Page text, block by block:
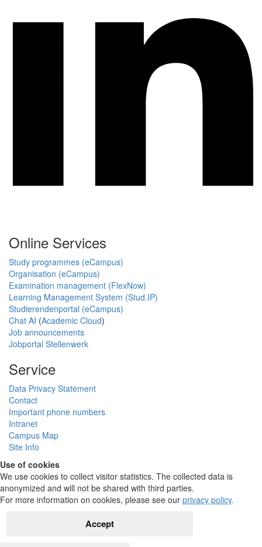
Online Services
Study programmes (eCampus)
Organisation (eCampus)
Examination management (FlexNow)
Learning Management System (Stud.IP)
Studierendenportal (eCampus)
Chat AI (Academic Cloud)
Job announcements
Jobportal Stellenwerk
Service
Data Privacy Statement
Contact
Important phone numbers
Intranet
Campus Map
Site Info
Use of cookies
We use cookies to collect visitor statistics. The collected data is
anonymized and will not be shared with third parties.
For more information on cookies, please see our privacy policy.
Accept